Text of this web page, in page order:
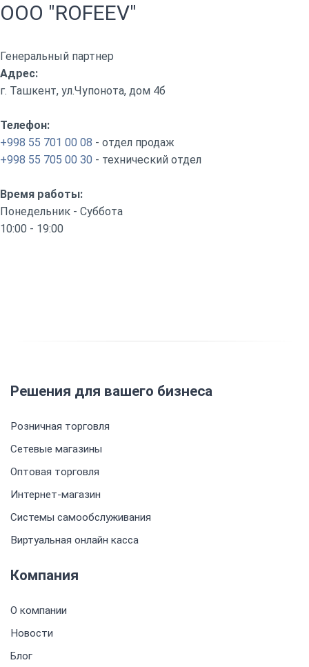
OOO "ROFEEV"
Генеральный партнер
Адрес:
г. Ташкент, ул.Чупонота, дом 4б
Телефон:
+998 55 701 00 08 - отдел продаж
+998 55 705 00 30 - технический отдел
Время работы:
Понедельник - Суббота
10:00 - 19:00
Решения для вашего бизнеса
Розничная торговля
Сетевые магазины
Оптовая торговля
Интернет-магазин
Системы самообслуживания
Виртуальная онлайн касса
Компания
О компании
Новости
Блог